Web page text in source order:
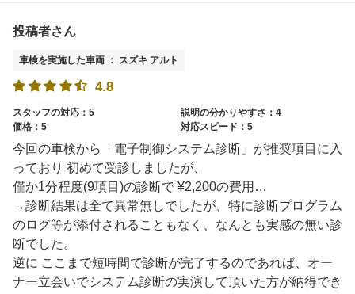
投稿者さん
車検を実施した車両 ： スズキ アルト
4.8
スタッフの対応：5
説明の分かりやすさ：4
価格：5
対応スピード：5
今回の車検から「電子制御システム診断」が推奨項目に入
っており 初めて受診しましたが、
僅か1分程度(9項目)の診断で ¥2,200の費用…
→診断結果は全て異常無しでしたが、特に診断プログラム
のログ等が添付されることもなく、なんとも実感の無い診
断でした。
逆に ここまで短時間で診断が完了するのであれば、オー
ナー立会いでシステム診断の実演して頂いた方が納得でき